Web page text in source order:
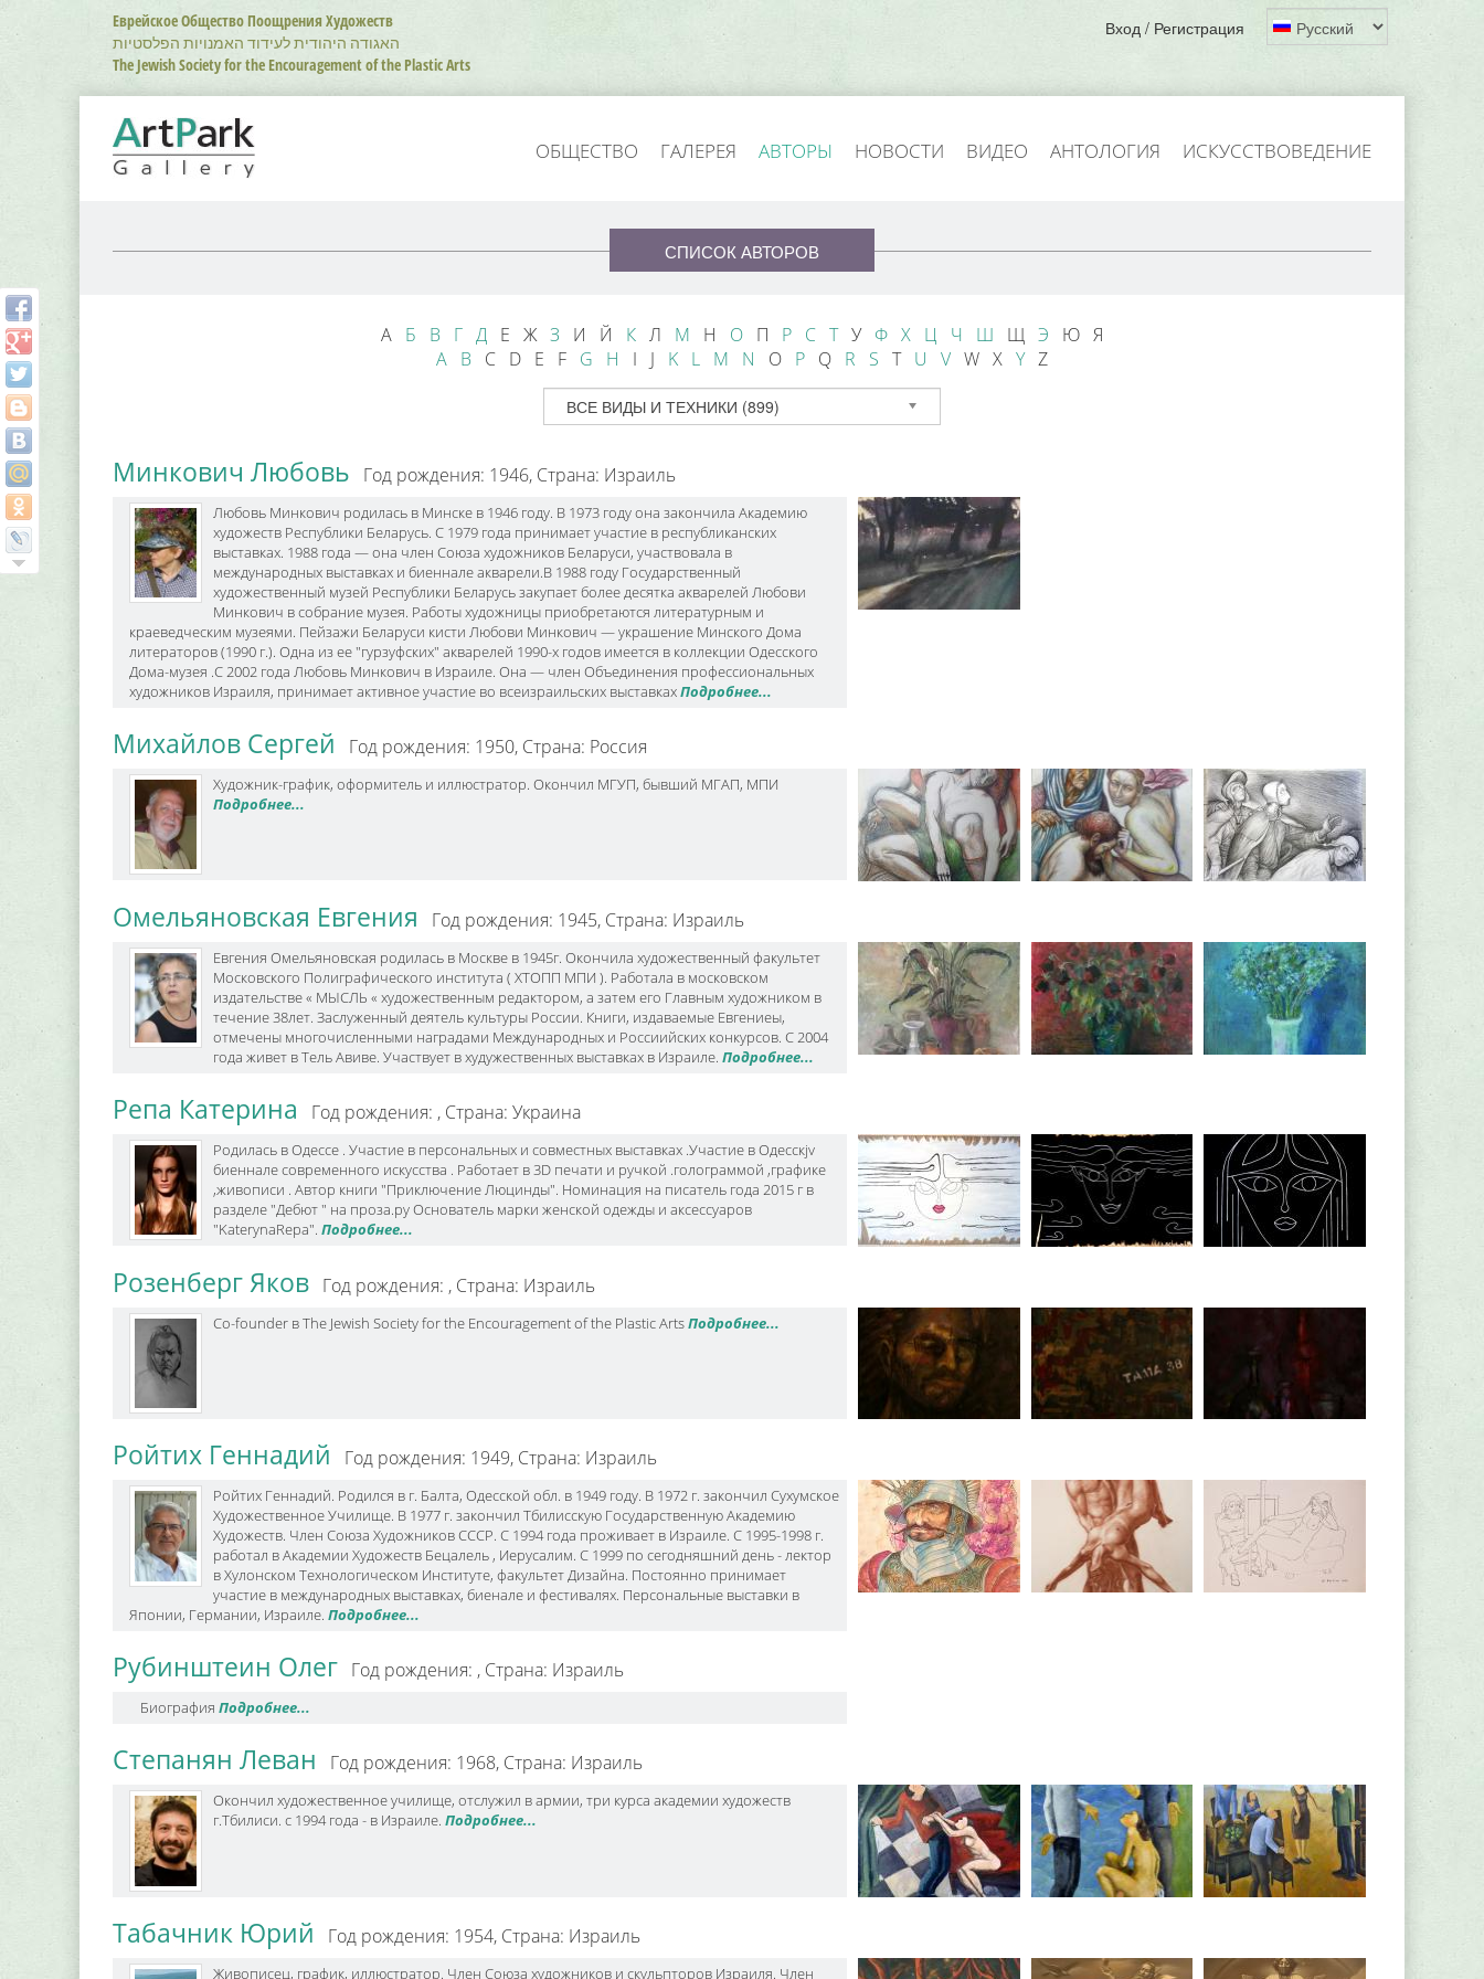
Еврейское Общество Поощрения Художеств
האגודה היהודית לעידוד האמנויות הפלסטיות
The Jewish Society for the Encouragement of the Plastic Arts
Вход / Регистрация
ОБЩЕСТВО ГАЛЕРЕЯ АВТОРЫ НОВОСТИ ВИДЕО АНТОЛОГИЯ ИСКУССТВОВЕДЕНИЕ
СПИСОК АВТОРОВ
А Б В Г Д Е Ж З И Й К Л М Н О П Р С ТУ Ф Х Ц Ч Ш Щ Э Ю Я
A B C D E F G H I J K L M N O P Q R S T U V W X YZ
ВСЕ ВИДЫ И ТЕХНИКИ (899)
Минкович Любовь Год рождения: 1946, Страна: Израиль
Любовь Минкович родилась в Минске в 1946 году. В 1973 году она закончила Академию
художеств Республики Беларусь. С 1979 года принимает участие в республиканских
выставках. 1988 года — она член Союза художников Беларуси, участвовала в
международных выставках и биеннале акварели.В 1988 году Государственный
художественный музей Республики Беларусь закупает более десятка акварелей Любови
Минкович в собрание музея. Работы художницы приобретаются литературным и
краеведческим музеями. Пейзажи Беларуси кисти Любови Минкович — украшение Минского Дома
литераторов (1990 г.). Одна из ее "гурзуфских" акварелей 1990-х годов имеется в коллекции Одесского
Дома-музея .С 2002 года Любовь Минкович в Израиле. Она — член Объединения профессиональных
художников Израиля, принимает активное участие во всеизраильских выставкахПодробнее...
Михайлов Сергей Год рождения: 1950, Страна: Россия
Художник-график, оформитель и иллюстратор. Окончил МГУП, бывший МГАП, МПИ
Подробнее...
Омельяновская Евгения Год рождения: 1945, Страна: Израиль
Евгения Омельяновская родилась в Москве в 1945г. Окончила художественный факультет
Московского Полиграфического института ( ХТОПП МПИ ). Работала в московском
издательстве « МЫСЛЬ « художественным редактором, а затем его Главным художником в
течение 38лет. Заслуженный деятель культуры России. Книги, издаваемые Евгениеы,
отмечены многочисленными наградами Международных и Россиийских конкурсов. С 2004
года живет в Тель Авиве. Участвует в худужественных выставках в Израиле. Подробнее...
Репа Катерина Год рождения: , Страна: Украина
Родилась в Одессе . Участие в персональных и совместных выставках .Участие в Одесскjv
биеннале современного искусства . Работает в 3D печати и ручкой .голограммой ,графике
,живописи . Автор книги "Приключение Люцинды". Номинация на писатель года 2015 г в
разделе "Дебют " на проза.ру Основатель марки женской одежды и аксессуаров
"KaterynaRepa". Подробнее...
Розенберг Яков Год рождения: , Страна: Израиль
Co-founder в The Jewish Society for the Encouragement of the Plastic ArtsПодробнее...
Ройтих Геннадий Год рождения: 1949, Страна: Израиль
Ройтих Геннадий. Родился в г. Балта, Одесской обл. в 1949 году. В 1972 г. закончил Сухумское
Художественное Училище. В 1977 г. закончил Тбилисскую Государственную Академию
Художеств. Член Союза Художников СССР. С 1994 года проживает в Израиле. С 1995-1998 г.
работал в Академии Художеств Бецалель , Иерусалим. С 1999 по сегодняшний день - лектор
в Хулонском Технологическом Институте, факультет Дизайна. Постоянно принимает
участие в международных выставках, биенале и фестивалях. Персональные выставки в
Японии, Германии, Израиле. Подробнее...
Рубинштеин Олег Год рождения: , Страна: Израиль
Биография Подробнее...
Степанян Леван Год рождения: 1968, Страна: Израиль
Окончил художественное училище, отслужил в армии, три курса академии художеств
г.Тбилиси. с 1994 года - в Израиле. Подробнее...
Табачник Юрий Год рождения: 1954, Страна: Израиль
Живописец, график, иллюстратор. Член Союза художников и скульпторов Израиля. Член